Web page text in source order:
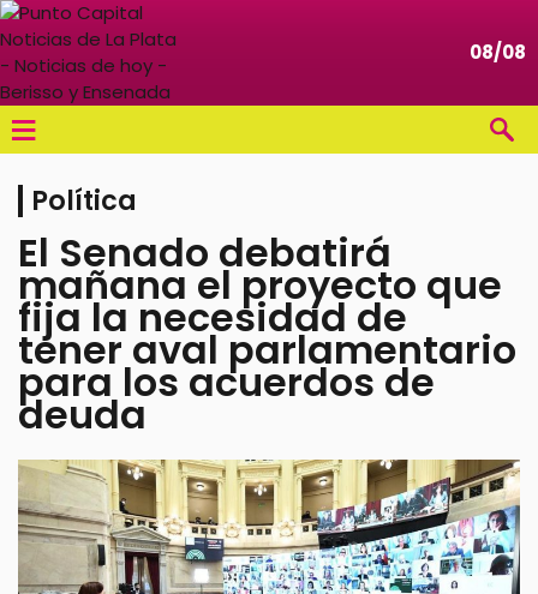
08/08
≡
Política
El Senado debatirá
mañana el proyecto que
fija la necesidad de
tener aval parlamentario
para los acuerdos de
deuda